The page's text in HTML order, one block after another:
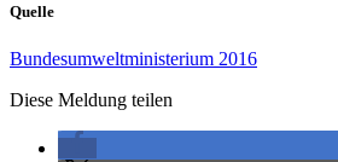
Quelle
Bundesumweltministerium 2016
Diese Meldung teilen